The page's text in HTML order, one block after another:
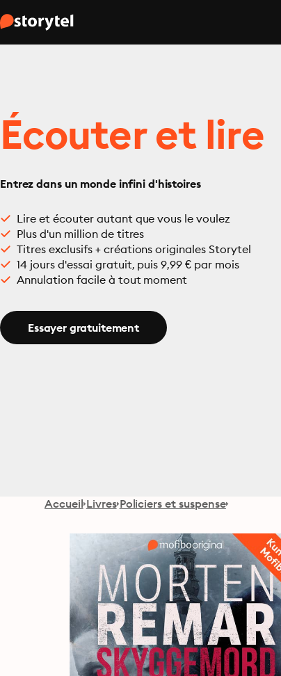
Écouter et lire
Entrez dans un monde infini d'histoires
Lire et écouter autant que vous le voulez
Plus d'un million de titres
Titres exclusifs + créations originales Storytel
14 jours d'essai gratuit, puis 9,99 € par mois
Annulation facile à tout moment
Essayer gratuitement
Accueil Livres Policiers et suspense